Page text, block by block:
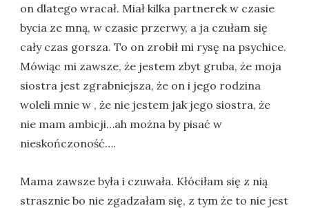
on dlatego wracał. Miał kilka partnerek w czasie
bycia ze mną, w czasie przerwy, a ja czułam się
cały czas gorsza. To on zrobił mi rysę na psychice.
Mówiąc mi zawsze, że jestem zbyt gruba, że moja
siostra jest zgrabniejsza, że on i jego rodzina
woleli mnie w , że nie jestem jak jego siostra, że
nie mam ambicji…ah można by pisać w
nieskończoność….
Mama zawsze była i czuwała. Kłóciłam się z nią
strasznie bo nie zgadzałam się, z tym że to nie jest